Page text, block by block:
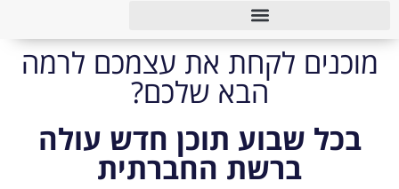
מוכנים לקחת את עצמכם לרמה
הבא שלכם?
בכל שבוע תוכן חדש עולה
ברשת החברתית